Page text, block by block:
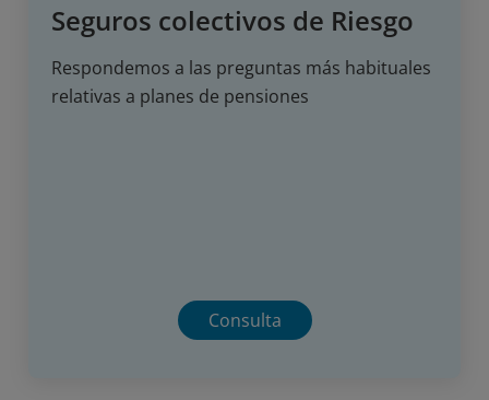
Seguros colectivos de Riesgo
Respondemos a las preguntas más habituales
relativas a planes de pensiones
Consulta